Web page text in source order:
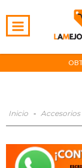
Inicio - Accesorios